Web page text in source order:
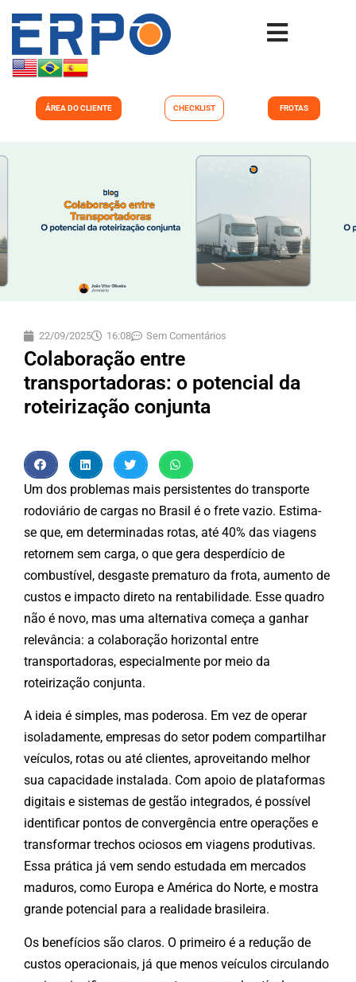
ÁREA DO CLIENTE CHECKLIST FROTAS
22/09/2025 16:08 Sem Comentários
Colaboração entre
transportadoras: o potencial da
roteirização conjunta
Um dos problemas mais persistentes do transporte
rodoviário de cargas no Brasil é o frete vazio. Estima-
se que, em determinadas rotas, até 40% das viagens
retornem sem carga, o que gera desperdício de
combustível, desgaste prematuro da frota, aumento de
custos e impacto direto na rentabilidade. Esse quadro
não é novo, mas uma alternativa começa a ganhar
relevância: a colaboração horizontal entre
transportadoras, especialmente por meio da
roteirização conjunta.
A ideia é simples, mas poderosa. Em vez de operar
isoladamente, empresas do setor podem compartilhar
veículos, rotas ou até clientes, aproveitando melhor
sua capacidade instalada. Com apoio de plataformas
digitais e sistemas de gestão integrados, é possível
identificar pontos de convergência entre operações e
transformar trechos ociosos em viagens produtivas.
Essa prática já vem sendo estudada em mercados
maduros, como Europa e América do Norte, e mostra
grande potencial para a realidade brasileira.
Os benefícios são claros. O primeiro é a redução de
custos operacionais, já que menos veículos circulando